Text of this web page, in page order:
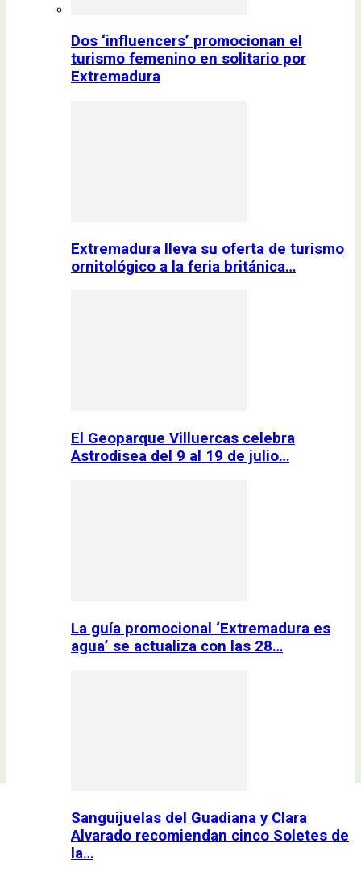
Dos ‘influencers’ promocionan el
turismo femenino en solitario por
Extremadura
Extremadura lleva su oferta de turismo
ornitológico a la feria británica…
El Geoparque Villuercas celebra
Astrodisea del 9 al 19 de julio…
La guía promocional ‘Extremadura es
agua’ se actualiza con las 28…
Sanguijuelas del Guadiana y Clara
Alvarado recomiendan cinco Soletes de
la…